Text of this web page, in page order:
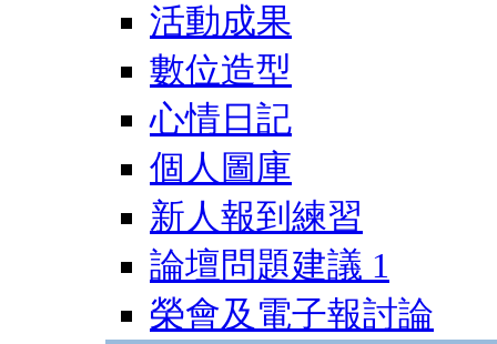
活動成果
數位造型
心情日記
個人圖庫
新人報到練習
論壇問題建議 1
榮會及電子報討論